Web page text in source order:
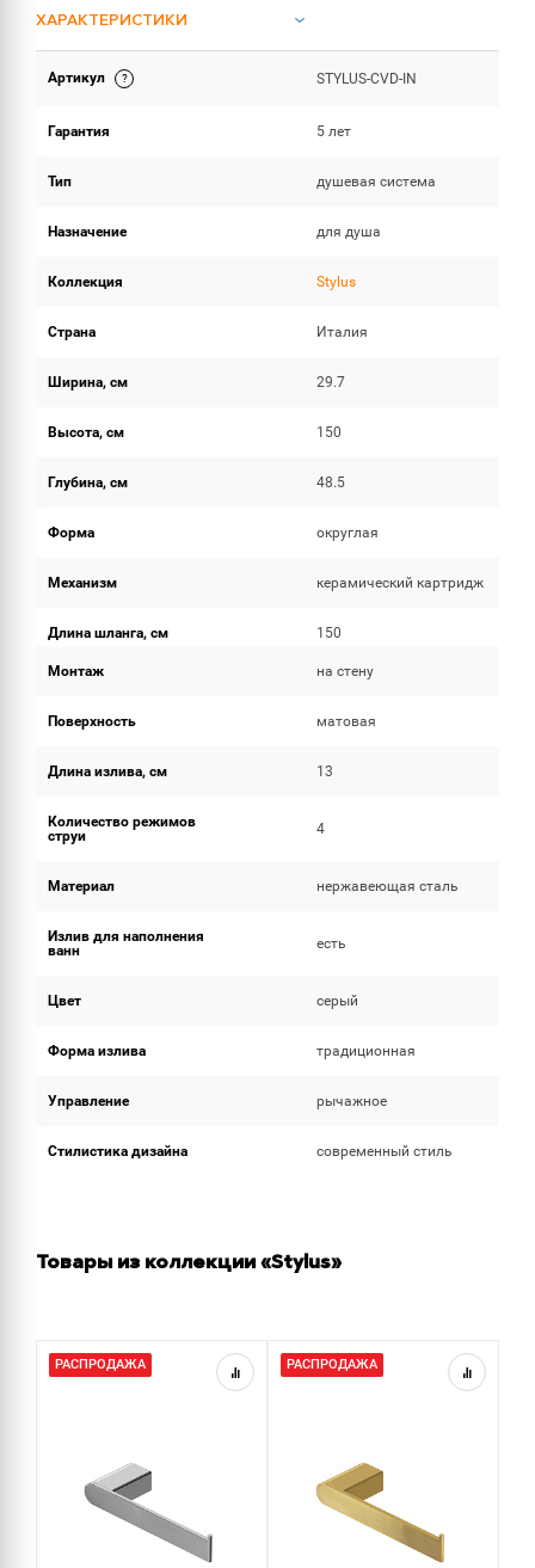
ХАРАКТЕРИСТИКИ
ОБЪЕМ ПОСТАВКИ
Артикул STYLUS-CVD-IN
Гарантия 5 лет
Тип душевая система
Назначение для душа
Коллекция Stylus
Страна Италия
Ширина, см 29.7
Высота, см 150
Глубина, см 48.5
Форма округлая
Механизм керамический картридж
Длина шланга, см 150
Монтаж на стену
Поверхность матовая
Длина излива, см 13
Количество режимов
струи
4
Материал нержавеющая сталь
Излив для наполнения
ванн
есть
Цвет серый
Форма излива традиционная
Управление рычажное
Стилистика дизайна современный стиль
Товары из коллекции «Stylus»
РАСПРОДАЖА РАСПРОДАЖА